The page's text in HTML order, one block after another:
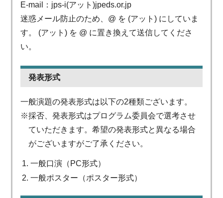
E-mail：jps-i(アット)jpeds.or.jp
迷惑メール防止のため、@ を (アット) にしていま
す。 (アット) を @ に置き換えて送信してくださ
い。
発表形式
一般演題の発表形式は以下の2種類ございます。
※採否、発表形式はプログラム委員会で選考させ
ていただきます。希望の発表形式と異なる場合
がございますがご了承ください。
一般口演（PC形式）
一般ポスター（ポスター形式）